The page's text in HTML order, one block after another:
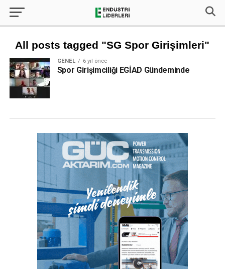
All posts tagged "SG Spor Girişimleri"
GENEL 6 yıl önce
Spor Girişimciliği EGİAD Gündeminde